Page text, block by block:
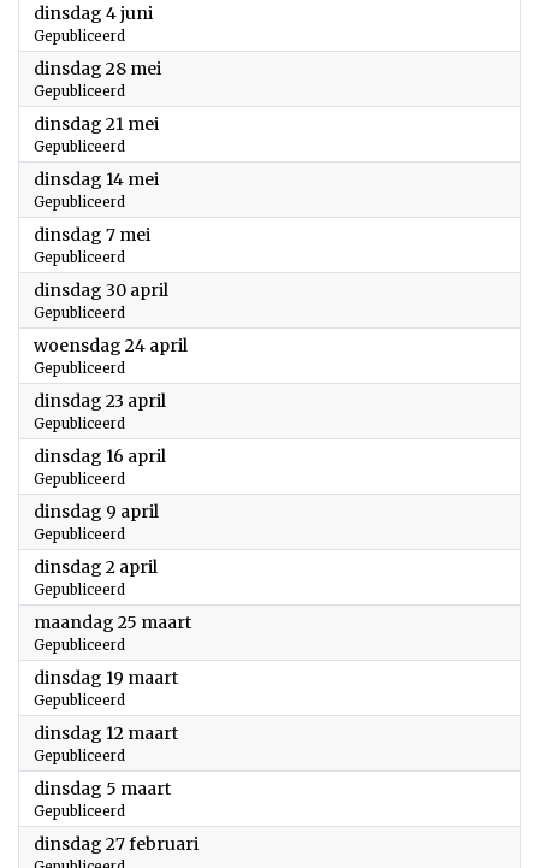
dinsdag 4 juni
Gepubliceerd
dinsdag 28 mei
Gepubliceerd
dinsdag 21 mei
Gepubliceerd
dinsdag 14 mei
Gepubliceerd
dinsdag 7 mei
Gepubliceerd
dinsdag 30 april
Gepubliceerd
woensdag 24 april
Gepubliceerd
dinsdag 23 april
Gepubliceerd
dinsdag 16 april
Gepubliceerd
dinsdag 9 april
Gepubliceerd
dinsdag 2 april
Gepubliceerd
maandag 25 maart2024
Gepubliceerd
dinsdag 19 maart2024
Gepubliceerd
dinsdag 12 maart2024
Gepubliceerd
dinsdag 5 maart2024
Gepubliceerd
dinsdag 27 februari